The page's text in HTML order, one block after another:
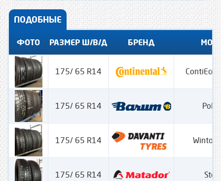
ПОДОБНЫЕ
ФОТО РАЗМЕР Ш/В/Д БРЕНД
175/ 65 R14
175/ 65 R14
175/ 65 R14
175/ 65 R14